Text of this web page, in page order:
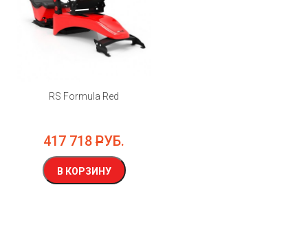
RS Formula Red
417 718 РУБ.
В КОРЗИНУ